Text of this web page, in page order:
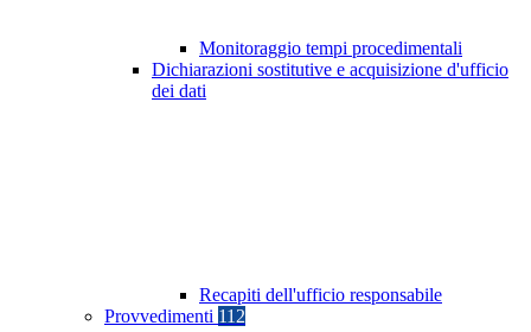
Monitoraggio tempi procedimentali
Dichiarazioni sostitutive e acquisizione d'ufficio
dei dati
Recapiti dell'ufficio responsabile
Provvedimenti 112